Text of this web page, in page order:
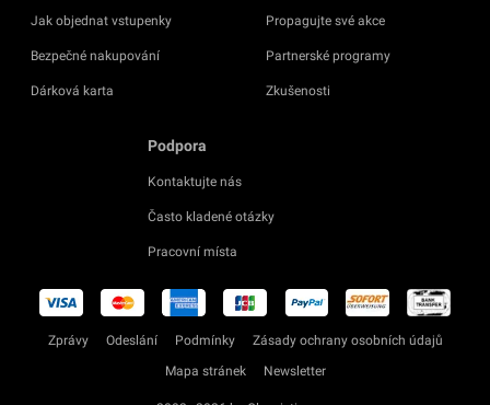
Jak objednat vstupenky
Bezpečné nakupování
Dárková karta
Propagujte své akce
Partnerské programy
Zkušenosti
Podpora
Kontaktujte nás
Často kladené otázky
Pracovní místa
Zprávy Odeslání Podmínky
Zásady ochrany osobních údajů
Mapa stránek
Newsletter